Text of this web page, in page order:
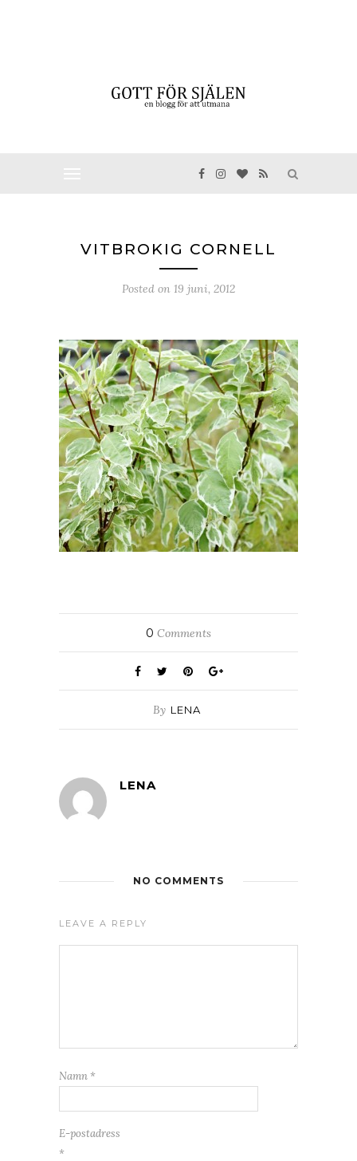
VITBROKIG CORNELL
Posted on 19 juni, 2012
0 Comments
By LENA
LENA
NO COMMENTS
LEAVE A REPLY
Namn *
E-postadress
*